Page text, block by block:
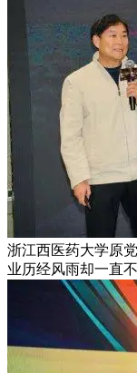
浙江西医药大学原
业历经风雨却一直